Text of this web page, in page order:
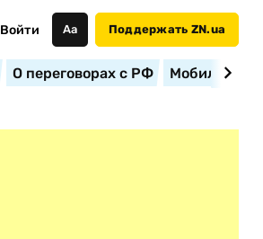
Войти Аа Поддержать ZN.ua
О переговорах с РФ